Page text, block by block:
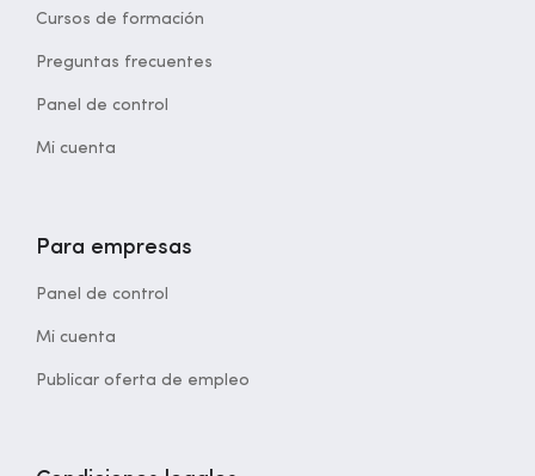
Cursos de formación
Preguntas frecuentes
Panel de control
Mi cuenta
Para empresas
Panel de control
Mi cuenta
Publicar oferta de empleo